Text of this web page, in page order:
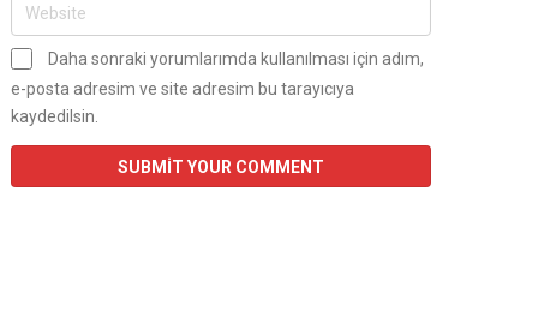
Daha sonraki yorumlarımda kullanılması için adım,
e-posta adresim ve site adresim bu tarayıcıya
kaydedilsin.